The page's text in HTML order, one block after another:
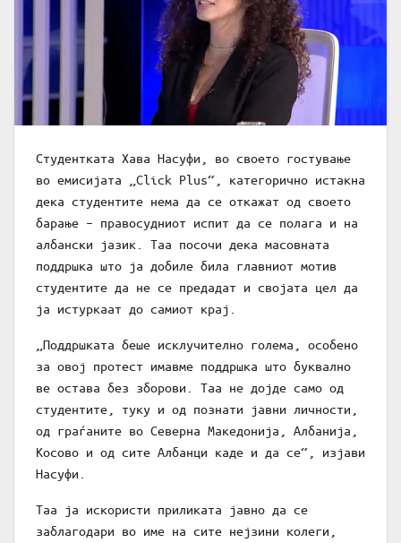
Студентката Хава Насуфи, во своето гостување
во емисијата „Click Plus“, категорично истакна
дека студентите нема да се откажат од своето
барање – правосудниот испит да се полага и на
албански јазик. Таа посочи дека масовната
поддршка што ја добиле била главниот мотив
студентите да не се предадат и својата цел да
ја истуркаат до самиот крај.
„Поддршката беше исклучително голема, особено
за овој протест имавме поддршка што буквално
ве остава без зборови. Таа не дојде само од
студентите, туку и од познати јавни личности,
од граѓаните во Северна Македонија, Албанија,
Косово и од сите Албанци каде и да се“, изјави
Насуфи.
Таа ја искористи приликата јавно да се
заблагодари во име на сите нејзини колеги,